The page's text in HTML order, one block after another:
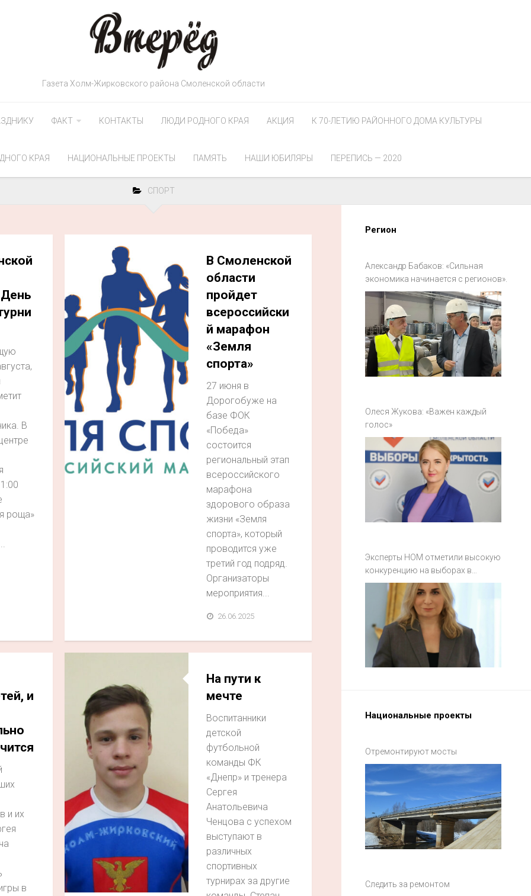
Газета Холм-Жирковского района Смоленской области
ФАКТ КОНТАКТЫ ЛЮДИ РОДНОГО КРАЯ АКЦИЯ К 70-ЛЕТИЮ РАЙОННОГО ДОМА КУЛЬТУРЫ
КРАЯ НАЦИОНАЛЬНЫЕ ПРОЕКТЫ ПАМЯТЬ НАШИ ЮБИЛЯРЫ ПЕРЕПИСЬ — 2020
СПОРТ
В
роща»
В Смоленской
области
пройдет
всероссийски
й марафон
«Земля
спорта»
27 июня в
Дорогобуже на
базе ФОК
«Победа»
состоится
региональный этап
всероссийского
марафона
здорового образа
жизни «Земля
спорта», который
проводится уже
третий год подряд.
Организаторы
мероприятия...
26.06.2025
и
и их
в
На пути к
мечте
Воспитанники
детской
футбольной
команды ФК
«Днепр» и тренера
Сергея
Анатольевича
Ченцова с успехом
выступают в
различных
спортивных
турнирах за другие
Регион
Александр Бабаков: «Сильная
экономика начинается с регионов».
Олеся Жукова: «Важен каждый
голос»
Эксперты НОМ отметили высокую
конкуренцию на выборах в
Смоленской области
Национальные проекты
Отремонтируют мосты
Следить за ремонтом